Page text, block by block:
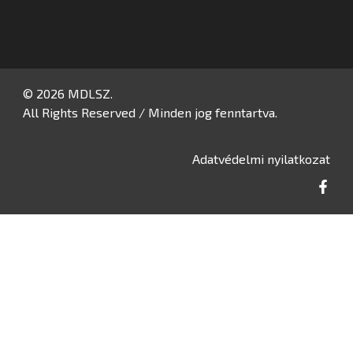
© 2026 MDLSZ.
All Rights Reserved / Minden jog fenntartva.
Adatvédelmi nyilatkozat